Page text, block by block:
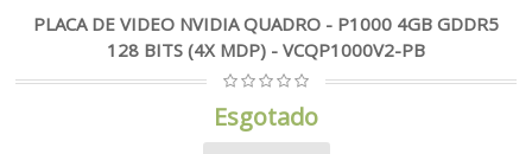
PLACA DE VIDEO NVIDIA QUADRO - P1000 4GB GDDR5
128 BITS (4X MDP) - VCQP1000V2-PB
Esgotado